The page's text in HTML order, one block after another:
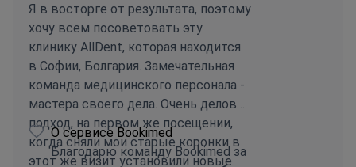
Я в восторге от результата, поэтому
хочу всем посоветовать эту
клинику AllDent, которая находится
в Софии, Болгария. Замечательная
команда медицинского персонала -
мастера своего дела. Очень деловой
подход, на первом же посещении,
когда сняли мои старые коронки в
этот же визит установили новые
О сервисе Bookimed
Благодарю команду Bookimed за